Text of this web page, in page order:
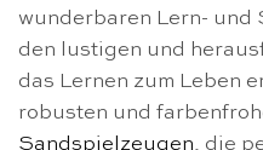
wunderbaren Lern- und
den lustigen und
das Lernen zum Leben
robusten und
Sandspielzeugen, die